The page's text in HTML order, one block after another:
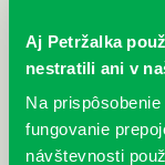
Aj Petržalka
nestratili ani v
Na
fungovanie
návštevnosti